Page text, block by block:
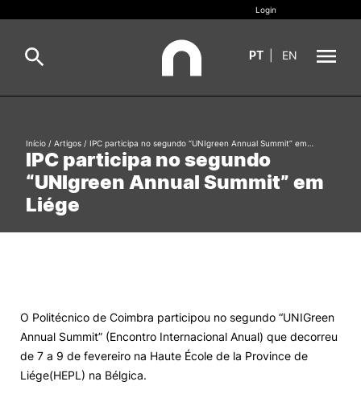
Estudar
Internacional
Ação Social
Login
PT EN
Pesquisa
Oferta Formativa Geral
IPC participa no segundo
“UNIgreen Annual Summit” em
Liége
Início / Artigos / IPC participa no segundo “UNIgreen Annual Summit” em…
O Politécnico de Coimbra participou no segundo “UNIGreen
Annual Summit” (Encontro Internacional Anual) que decorreu
de 7 a 9 de fevereiro na Haute École de la Province de
Liége(HEPL) na Bélgica.